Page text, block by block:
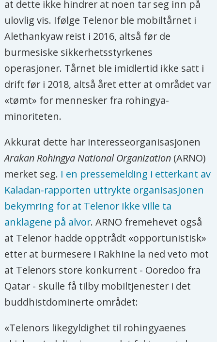
at dette ikke hindrer at noen tar seg inn på
ulovlig vis. Ifølge Telenor ble mobiltårnet i
Alethankyaw reist i 2016, altså før de
burmesiske sikkerhetsstyrkenes
operasjoner. Tårnet ble imidlertid ikke satt i
drift før i 2018, altså året etter at området var
«tømt» for mennesker fra rohingya-
minoriteten.
Akkurat dette har interesseorganisasjonen
Arakan Rohingya National Organization (ARNO)
merket seg. I en pressemelding i etterkant av
Kaladan-rapporten uttrykte organisasjonen
bekymring for at Telenor ikke ville ta
anklagene på alvor. ARNO fremehevet også
at Telenor hadde opptrådt «opportunistisk»
etter at burmesere i Rakhine la ned veto mot
at Telenors store konkurrent - Ooredoo fra
Qatar - skulle få tilby mobiltjenester i det
buddhistdominerte området:
«Telenors likegyldighet til rohingyaenes